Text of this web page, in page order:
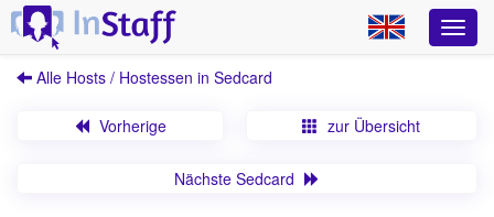
Alle Hosts / Hostessen in Sedcard
Vorherige zur Übersicht
Nächste Sedcard